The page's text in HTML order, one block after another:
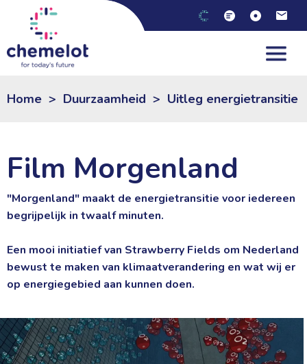
NL | EN
Home > Duurzaamheid > Uitleg energietransitie
Film Morgenland
"Morgenland" maakt de energietransitie voor iedereen
begrijpelijk in twaalf minuten.
Een mooi initiatief van Strawberry Fields om Nederland
bewust te maken van klimaatverandering en wat wij er
op energiegebied aan kunnen doen.